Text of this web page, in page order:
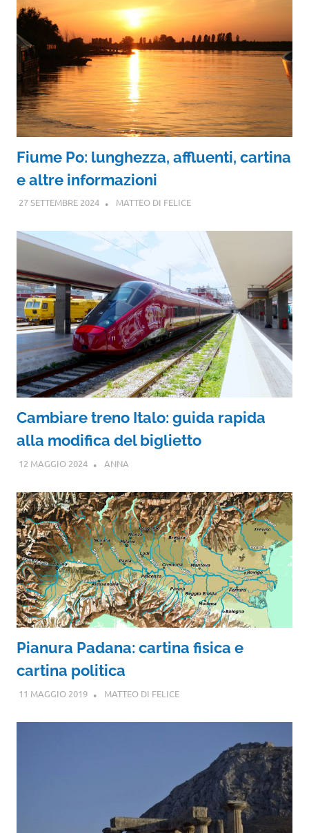
Fiume Po: lunghezza, affluenti, cartina
e altre informazioni
27 SETTEMBRE 2024 MATTEO DI FELICE
Cambiare treno Italo: guida rapida
alla modifica del biglietto
12 MAGGIO 2024 ANNA
Pianura Padana: cartina fisica e
cartina politica
11 MAGGIO 2019 MATTEO DI FELICE